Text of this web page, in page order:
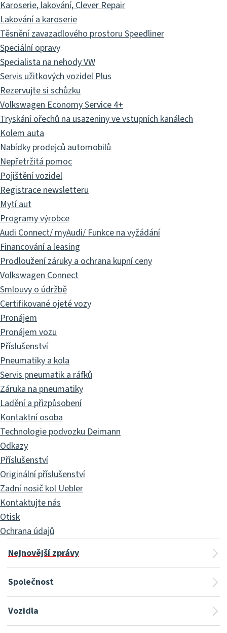
Karoserie, lakování, Clever Repair
Lakování a karoserie
Těsnění zavazadlového prostoru Speedliner
Speciální opravy
Specialista na nehody VW
Servis užitkových vozidel Plus
Rezervujte si schůzku
Volkswagen Economy Service 4+
Tryskání ořechů na usazeniny ve vstupních kanálech
Kolem auta
Nabídky prodejců automobilů
Nepřetržitá pomoc
Pojištění vozidel
Registrace newsletteru
Mytí aut
Programy výrobce
Audi Connect/ myAudi/ Funkce na vyžádání
Financování a leasing
Prodloužení záruky a ochrana kupní ceny
Volkswagen Connect
Smlouvy o údržbě
Certifikované ojeté vozy
Pronájem
Pronájem vozu
Příslušenství
Pneumatiky a kola
Servis pneumatik a ráfků
Záruka na pneumatiky
Ladění a přizpůsobení
Kontaktní osoba
Technologie podvozku Deimann
Odkazy
Příslušenství
Originální příslušenství
Zadní nosič kol Uebler
Kontaktujte nás
Otisk
Ochrana údajů
Nejnovější zprávy
Společnost
Vozidla